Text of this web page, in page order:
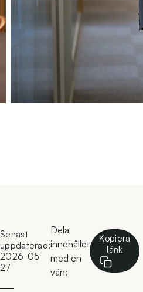
Senast
uppdaterad:
2026-05-
27
Dela
innehållet
med en
vän:
Kopiera
länk